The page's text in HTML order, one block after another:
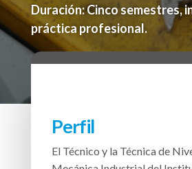
Duración: Cinco semestres,
práctica profesional.
Perfil
El Técnico y la Técnica de